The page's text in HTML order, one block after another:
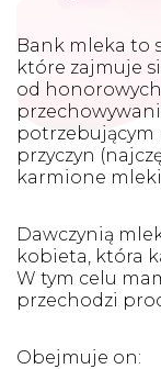
Bank mleka to
które zajmuje
od
potrzebującym
przyczyn
karmione
Dawczynią
kobieta, która
W tym celu
przechodzi
Obejmuje on: